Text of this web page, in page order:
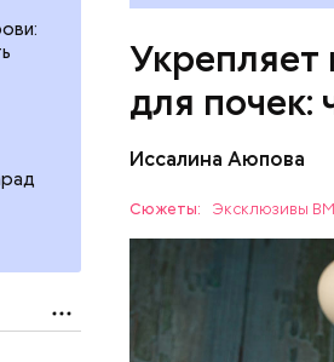
Укрепляет
для почек:
Иссалина Аюпова
Сюжеты: Эксклюзивы ВМ